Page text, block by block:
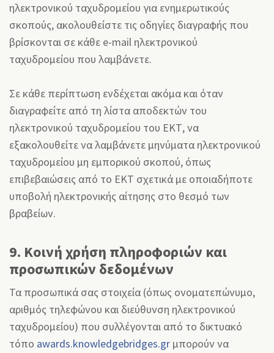
ηλεκτρονικού ταχυδρομείου για ενημερωτικούς
σκοπούς, ακολουθείστε τις οδηγίες διαγραφής που
βρίσκονται σε κάθε e-mail ηλεκτρονικού
ταχυδρομείου που λαμβάνετε.
Σε κάθε περίπτωση ενδέχεται ακόμα και όταν
διαγραφείτε από τη λίστα αποδεκτών του
ηλεκτρονικού ταχυδρομείου του ΕΚΤ, να
εξακολουθείτε να λαμβάνετε μηνύματα ηλεκτρονικού
ταχυδρομείου μη εμπορικού σκοπού, όπως
επιβεβαιώσεις από το ΕΚΤ σχετικά με οποιαδήποτε
υποβολή ηλεκτρονικής αίτησης στο θεσμό των
βραβείων.
9. Κοινή χρήση πληροφοριών και
προσωπικών δεδομένων
Τα προσωπικά σας στοιχεία (όπως ονοματεπώνυμο,
αριθμός τηλεφώνου και διεύθυνση ηλεκτρονικού
ταχυδρομείου) που συλλέγονται από το δικτυακό
τόπο awards.knowledgebridges.gr μπορούν να